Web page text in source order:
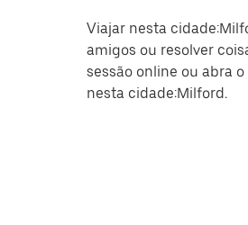
Viajar nesta
amigos ou resolver
sessão online ou abra
nesta cidade:Milford.